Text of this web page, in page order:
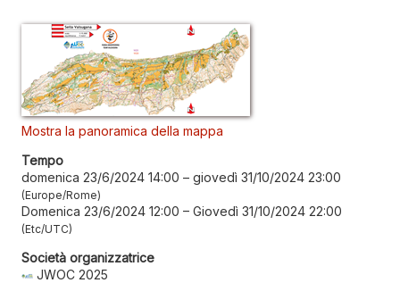
Mostra la panoramica della mappa
Tempo
domenica 23/6/2024 14:00 – giovedì 31/10/2024 23:00
Europe/Rome
Domenica 23/6/2024 12:00 – Giovedì 31/10/2024 22:00
Etc/UTC
Società organizzatrice
JWOC 2025